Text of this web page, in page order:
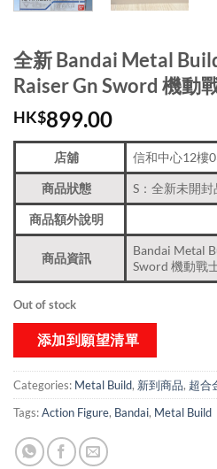
全新 Bandai Metal
Raiser Gn Sword 機動
HK$899.00
店舖 信和中心12樓
商品狀態 S：全新未開封
商品額外說明
商品資訊
Bandai Metal
Sword 機動戰
Out of stock
添加到願望清單
Categories: Metal Build, 新到商品​, 超合
Tags:Action Figure, Bandai, Metal Build